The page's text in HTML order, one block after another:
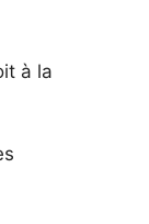
à la